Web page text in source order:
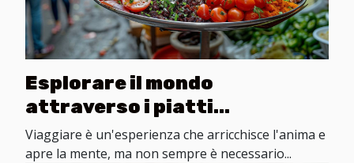
Esplorare il mondo
attraverso i piatti
tradizionali
Viaggiare è un'esperienza che arricchisce l'anima e
apre la mente, ma non sempre è necessario...